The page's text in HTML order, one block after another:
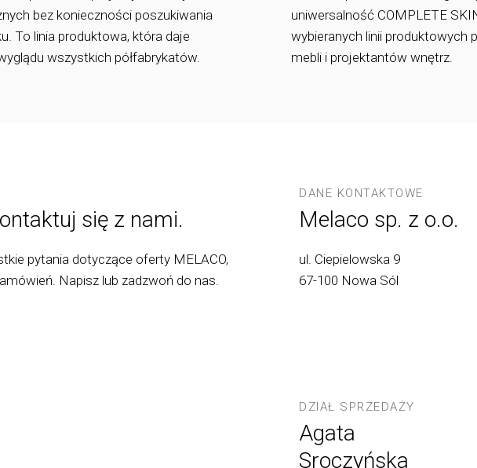
bez konieczności poszukiwania
To linia produktowa, która daje
wszystkich półfabrykatów.
uniwersalność COMPLETE
wybieranych linii produktowych
mebli i projektantów wnętrz.
się z nami.
pytania dotyczące oferty MELACO,
Napisz lub zadzwoń do nas.
DANE KONTAKTOWE
Melaco sp. z o.o.
ul. Ciepielowska 9
67-100 Nowa Sól
DZIAŁ SPRZEDAŻY
Agata
Sroczyńska